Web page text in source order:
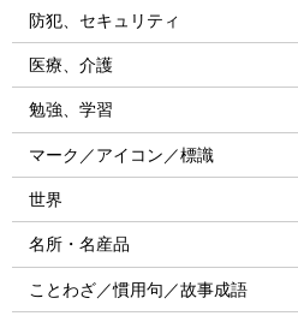
防犯、セキュリティ
医療、介護
勉強、学習
マーク／アイコン／標識
世界
名所・名産品
ことわざ／慣用句／故事成語